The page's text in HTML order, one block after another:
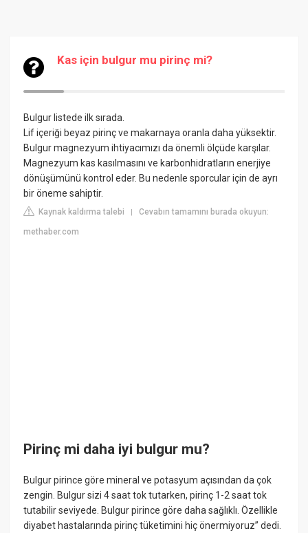
Kas için bulgur mu pirinç mi?
Bulgur listede ilk sırada.
Lif içeriği beyaz pirinç ve makarnaya oranla daha yüksektir.
Bulgur magnezyum ihtiyacımızı da önemli ölçüde karşılar.
Magnezyum kas kasılmasını ve karbonhidratların enerjiye
dönüşümünü kontrol eder. Bu nedenle sporcular için de ayrı
bir öneme sahiptir.
Kaynak kaldırma talebi |Cevabın tamamını burada okuyun:
methaber.com
Pirinç mi daha iyi bulgur mu?
Bulgur pirince göre mineral ve potasyum açısından da çok
zengin. Bulgur sizi 4 saat tok tutarken, pirinç 1-2 saat tok
tutabilir seviyede. Bulgur pirince göre daha sağlıklı. Özellikle
diyabet hastalarında pirinç tüketimini hiç önermiyoruz” dedi.